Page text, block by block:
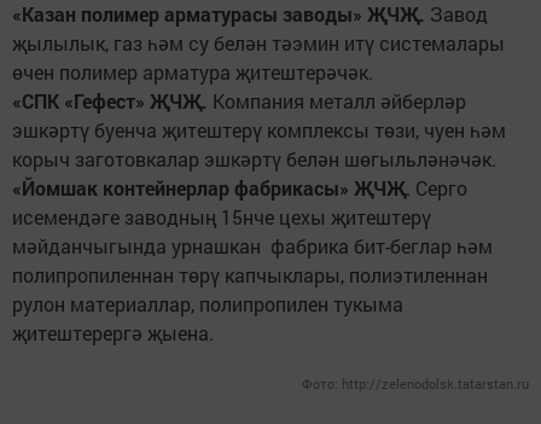
«Казан полимер арматурасы заводы» ҖЧҖ. Завод
җылылык, газ һәм су белән тәэмин итү системалары
өчен полимер арматура җитештерәчәк.
«СПК «Гефест» ҖЧҖ. Компания металл әйберләр
эшкәртү буенча җитештерү комплексы төзи, чуен һәм
корыч заготовкалар эшкәртү белән шөгыльләнәчәк.
«Йомшак контейнерлар фабрикасы» ҖЧҖ. Серго
исемендәге заводның 15нче цехы җитештерү
мәйданчыгында урнашкан фабрика бит-беглар һәм
полипропиленнан төрү капчыклары, полиэтиленнан
рулон материаллар, полипропилен тукыма
җитештерергә җыена.
Фото: http://zelenodolsk.tatarstan.ru